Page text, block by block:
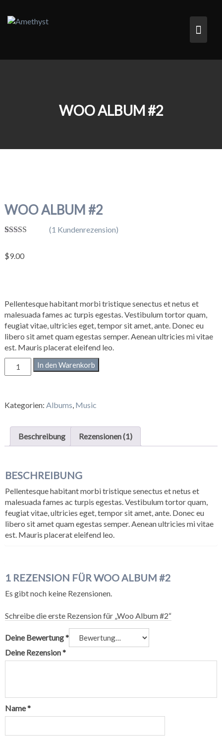
content
WOO ALBUM #2
WOO ALBUM #2
von 5,
(1 Kundenrezension)
$9.00
Pellentesque habitant morbi tristique senectus et netus et
malesuada fames ac turpis egestas. Vestibulum tortor quam,
feugiat vitae, ultricies eget, tempor sit amet, ante. Donec eu
libero sit amet quam egestas semper. Aenean ultricies mi vitae
est. Mauris placerat eleifend leo.
Woo
Album
In den Warenkorb
Kategorien: Albums, Music
Beschreibung Rezensionen (1)
BESCHREIBUNG
Pellentesque habitant morbi tristique senectus et netus et
malesuada fames ac turpis egestas. Vestibulum tortor quam,
feugiat vitae, ultricies eget, tempor sit amet, ante. Donec eu
libero sit amet quam egestas semper. Aenean ultricies mi vitae
est. Mauris placerat eleifend leo.
1 REZENSION FÜR WOO ALBUM #2
Es gibt noch keine Rezensionen.
Schreibe die erste Rezension für „Woo Album #2“
Deine Bewertung*
Deine Rezension*
Name*